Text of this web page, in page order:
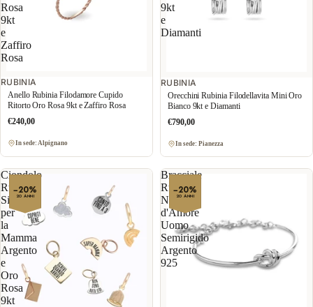
Rosa
9kt
e
Zaffiro
Rosa
RUBINIA
Anello Rubinia Filodamore Cupido
Ritorto Oro Rosa 9kt e Zaffiro Rosa
€240,00
In sede: Alpignano
9kt
e
Diamanti
RUBINIA
Orecchini Rubinia Filodellavita Mini Oro
Bianco 9kt e Diamanti
€790,00
In sede: Pianezza
Ciondolo
Rubinia
Sigillo
per
la
Mamma
Argento
e
Oro
Rosa
9kt
−20%
20 ANNI
Bracciale
Rubinia
Nodi
d'Amore
Uomo
Semirigido
Argento
925
−20%
20 ANNI